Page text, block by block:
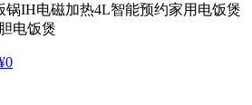
锅IH电磁加热4L智能预约家用电饭煲
电饭煲